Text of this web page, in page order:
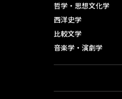
哲学・思想文化学
西洋史学
比較文学
音楽学・演劇学